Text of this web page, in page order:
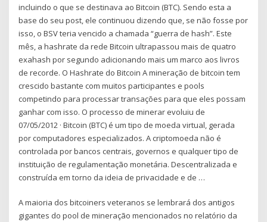
incluindo o que se destinava ao Bitcoin (BTC). Sendo esta a
base do seu post, ele continuou dizendo que, se não fosse por
isso, o BSV teria vencido a chamada “guerra de hash”. Este
mês, a hashrate da rede Bitcoin ultrapassou mais de quatro
exahash por segundo adicionando mais um marco aos livros
de recorde. O Hashrate do Bitcoin A mineração de bitcoin tem
crescido bastante com muitos participantes e pools
competindo para processar transações para que eles possam
ganhar com isso. O processo de minerar evoluiu de
07/05/2012 · Bitcoin (BTC) é um tipo de moeda virtual, gerada
por computadores especializados. A criptomoeda não é
controlada por bancos centrais, governos e qualquer tipo de
instituição de regulamentação monetária. Descentralizada e
construída em torno da ideia de privacidade e de …
A maioria dos bitcoiners veteranos se lembrará dos antigos
gigantes do pool de mineração mencionados no relatório da